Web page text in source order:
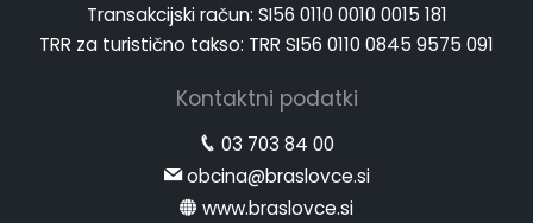
Transakcijski račun: SI56 0110 0010 0015 181
TRR za turistično takso: TRR SI56 0110 0845 9575 091
Kontaktni podatki
03 703 84 00
obcina@braslovce.si
www.braslovce.si